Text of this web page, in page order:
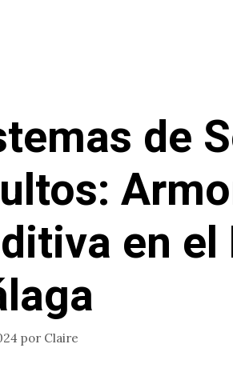
de
en el
por Claire